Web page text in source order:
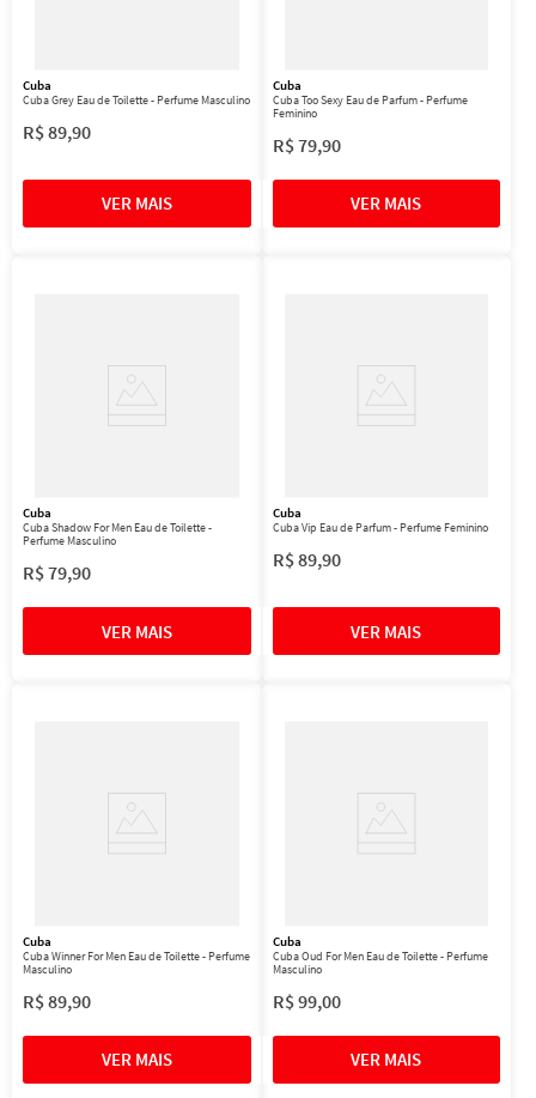
Cuba
Cuba Grey Eau de Toilette - Perfume Masculino
R$89,90
Cuba
Cuba Too Sexy Eau de Parfum - Perfume
Feminino
R$79,90
Cuba
Cuba Shadow For Men Eau de Toilette -
Perfume Masculino
R$79,90
Cuba
Cuba Vip Eau de Parfum - Perfume Feminino
R$89,90
Cuba
Cuba Winner For Men Eau de Toilette - Perfume
Masculino
R$89,90
Cuba
Cuba Oud For Men Eau de Toilette - Perfume
Masculino
R$99,00